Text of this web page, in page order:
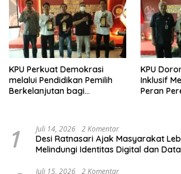
KPU Perkuat Demokrasi
melalui Pendidikan Pemilih
Berkelanjutan bagi
KPU
Inklusif
Peran
1 Juli 14, 2026 2 Komentar
Desi Ratnasari Ajak Masyarakat
Melindungi Identitas Digital dan
Juli 15, 2026 2 Komentar